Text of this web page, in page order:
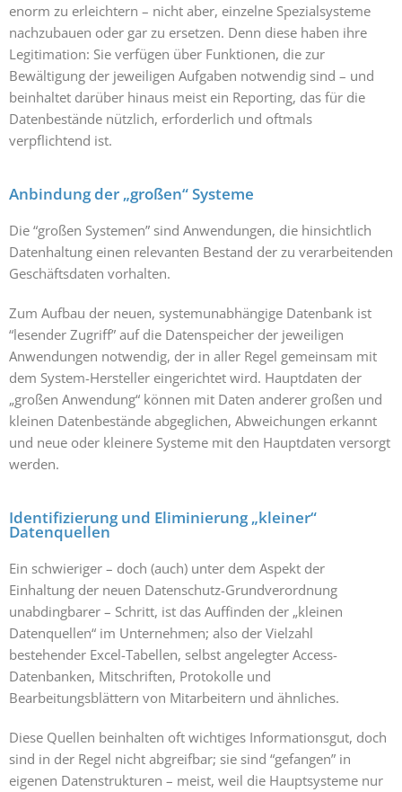
enorm zu erleichtern – nicht aber, einzelne Spezialsysteme
nachzubauen oder gar zu ersetzen. Denn diese haben ihre
Legitimation: Sie verfügen über Funktionen, die zur
Bewältigung der jeweiligen Aufgaben notwendig sind – und
beinhaltet darüber hinaus meist ein Reporting, das für die
Datenbestände nützlich, erforderlich und oftmals
verpflichtend ist.
Anbindung der „großen“ Systeme
Die “großen Systemen” sind Anwendungen, die hinsichtlich
Datenhaltung einen relevanten Bestand der zu verarbeitenden
Geschäftsdaten vorhalten.
Zum Aufbau der neuen, systemunabhängige Datenbank ist
“lesender Zugriff” auf die Datenspeicher der jeweiligen
Anwendungen notwendig, der in aller Regel gemeinsam mit
dem System-Hersteller eingerichtet wird. Hauptdaten der
„großen Anwendung“ können mit Daten anderer großen und
kleinen Datenbestände abgeglichen, Abweichungen erkannt
und neue oder kleinere Systeme mit den Hauptdaten versorgt
werden.
Identifizierung und Eliminierung „kleiner“
Datenquellen
Ein schwieriger – doch (auch) unter dem Aspekt der
Einhaltung der neuen Datenschutz-Grundverordnung
unabdingbarer – Schritt, ist das Auffinden der „kleinen
Datenquellen“ im Unternehmen; also der Vielzahl
bestehender Excel-Tabellen, selbst angelegter Access-
Datenbanken, Mitschriften, Protokolle und
Bearbeitungsblättern von Mitarbeitern und ähnliches.
Diese Quellen beinhalten oft wichtiges Informationsgut, doch
sind in der Regel nicht abgreifbar; sie sind “gefangen” in
eigenen Datenstrukturen – meist, weil die Hauptsysteme nur